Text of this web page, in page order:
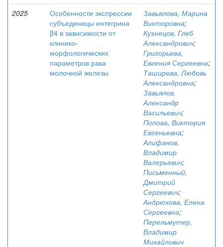
2025
Особенности экспрессии
субъединицы интегрина
β4 в зависимости от
клинико-
морфологических
параметров рака
молочной железы
Завьялова, Марина
Викторовна;
Кузнецов, Глеб
Александрович;
Григорьева,
Евгения Сергеевна;
Таширева, Любовь
Александровна;
Завьялов,
Александр
Васильевич;
Попова, Виктория
Евгеньевна;
Алифанов,
Владимир
Валерьевич;
Письменный,
Дмитрий
Сергеевич;
Андрюхова, Елена
Сергеевна;
Перельмутер,
Владимир
Михайлович